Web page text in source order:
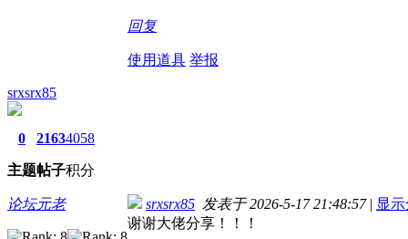
回复
使用道具 举报
srxsrx85
0
主题
2163
帖子
4058
积分
论坛元老 srxsrx85 发表于 2026-5-17 21:48:57 | 显
谢谢大佬分享！！！